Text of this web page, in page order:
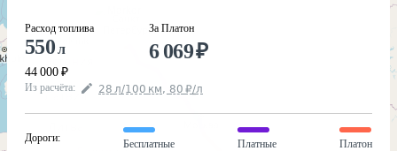
Расход топлива
550л
44 000 ₽
За Платон
6 069₽
Из расчёта: 28 л/100 км, 80 ₽/л
Дороги:
Бесплатные Платные Платон